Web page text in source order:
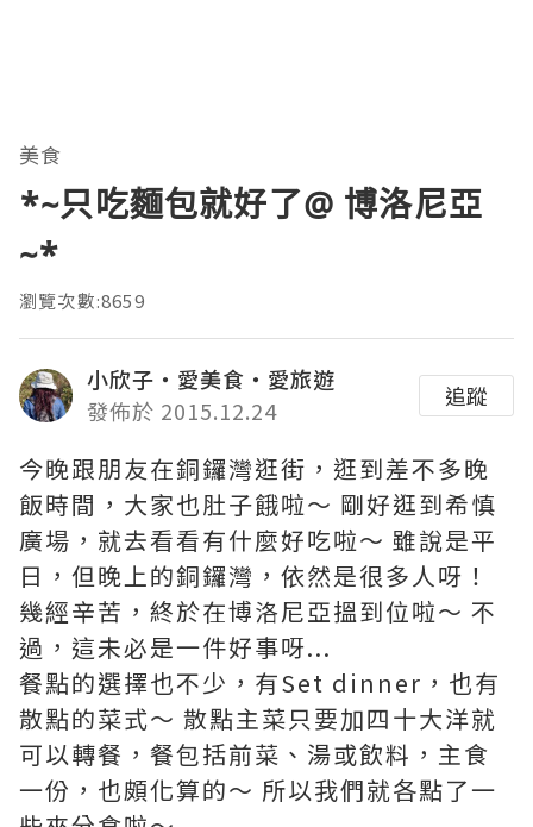
美食
*~只吃麵包就好了@ 博洛尼亞
~*
瀏覽次數:8659
小欣子‧愛美食‧愛旅遊
發佈於 2015.12.24
追蹤
今晚跟朋友在銅鑼灣逛街，逛到差不多晚
飯時間，大家也肚子餓啦～ 剛好逛到希慎
廣場，就去看看有什麼好吃啦～ 雖說是平
日，但晚上的銅鑼灣，依然是很多人呀！
幾經辛苦，終於在博洛尼亞搵到位啦～ 不
過，這未必是一件好事呀...
餐點的選擇也不少，有Set dinner，也有
散點的菜式～ 散點主菜只要加四十大洋就
可以轉餐，餐包括前菜、湯或飲料，主食
一份，也頗化算的～ 所以我們就各點了一